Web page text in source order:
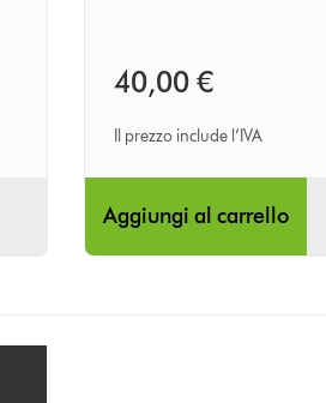
40,00 €
Il prezzo include l’IVA
Aggiungi al carrello